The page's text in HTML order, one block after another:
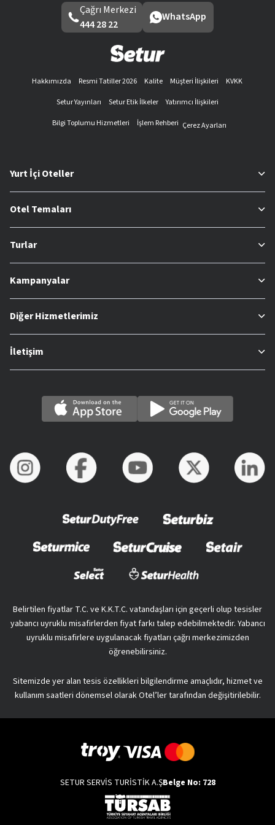
Çağrı Merkezi
444 28 22
WhatsApp
Hakkımızda Resmi Tatiller 2026 Kalite Müşteri İlişkileri
KVKK
Setur Yayınları
Setur Etik İlkeler
Yatırımcı İlişkileri
Bilgi Toplumu Hizmetleri
İşlem Rehberi Çerez Ayarları
Yurt İçi Oteller
Otel Temaları
Turlar
Kampanyalar
Diğer Hizmetlerimiz
İletişim
Belirtilen fiyatlar T.C. ve K.K.T.C. vatandaşları için geçerli olup tesisler
yabancı uyruklu misafirlerden fiyat farkı talep edebilmektedir. Yabancı
uyruklu misafirlere uygulanacak fiyatları çağrı merkezimizden
öğrenebilirsiniz.
Sitemizde yer alan tesis özellikleri bilgilendirme amaçlıdır, hizmet ve
kullanım saatleri dönemsel olarak Otel’ler tarafından değişitirilebilir.
SETUR SERVİS TURİSTİK A.ŞBelge No: 728